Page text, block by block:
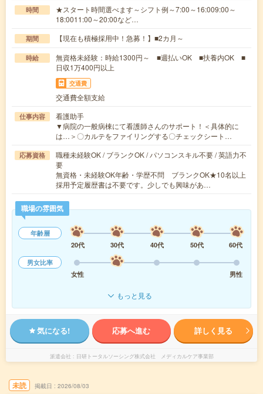
時間
★スタート時間選べます～シフト例～7:00～16:009:00～
18:0011:00～20:00など…
期間 【現在も積極採用中！急募！】■2カ月～
時給
無資格未経験：時給1300円～ ■週払いOK ■扶養内OK ■
日収1万400円以上
交通費
交通費全額支給
仕事内容
看護助手
▼病院の一般病棟にて看護師さんのサポート！＜具体的に
は…＞〇カルテをファイリングする〇チェックシート…
応募資格
職種未経験OK / ブランクOK / パソコンスキル不要 / 英語力不
要
無資格・未経験OK年齢・学歴不問 ブランクOK★10名以上
採用予定履歴書は不要です。少しでも興味があ…
職場の雰囲気
年齢層
20代
30代 40代 50代
60代
男女比率
女性
男性
もっと見る
気になる! 応募へ進む 詳しく見る
派遣会社 日研トータルソーシング株式会社 メディカルケア事業部
未読 掲載日 2026/08/03